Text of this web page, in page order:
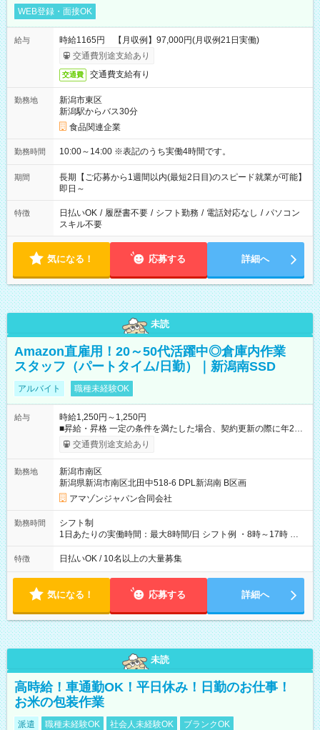
WEB登録・面接OK
給与
時給1165円 【月収例】97,000円(月収例21日実働)
交通費別途支給あり
交通費 交通費支給有り
勤務地
新潟市東区
新潟駅からバス30分
食品関連企業
勤務時間 10:00～14:00 ※表記のうち実働4時間です。
期間
長期【ご応募から1週間以内(最短2日目)のスピード就業が可能】
即日～
特徴 日払いOK / 履歴書不要 / シフト勤務 / 電話対応なし / パソコン
スキル不要
気になる！ 応募する 詳細へ
未読
Amazon直雇用！20～50代活躍中◎倉庫内作業
スタッフ（パートタイム/日勤）｜新潟南SSD
アルバイト 職種未経験OK
給与
時給1,250円～1,250円
■昇給・昇格 一定の条件を満たした場合、契約更新の際に年2回
まで昇給の機会があります。 ■正社員登用制度あり ※月末締/翌
月25日支払い ※時間外手当、別途支給 ※深夜割増賃金 (22:00～
☆Amazon直雇用で安定して働けます！ 【試用期間】試用期間
あり 試用期間の長さ：1週間 雇用形態、給与は本採用時と同じ
です。
交通費別途支給あり
勤務地
新潟市南区
新潟県新潟市南区北田中518-6 DPL新潟南 B区画
アマゾンジャパン合同会社
勤務時間
シフト制
1日あたりの実働時間：最大8時間/日 シフト例 ・8時～17時 ・
12時～21時
特徴 日払いOK / 10名以上の大量募集
気になる！ 応募する 詳細へ
未読
高時給！車通勤OK！平日休み！日勤のお仕事！
お米の包装作業
派遣 職種未経験OK 社会人未経験OK
ブランクOK